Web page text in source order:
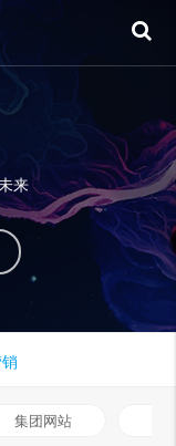
来
集团网站